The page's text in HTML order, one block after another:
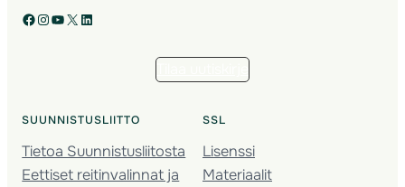
Facebook Instagram YouTube X LinkedIn
SUUNNISTUSLIITTO
Tietoa Suunnistusliitosta
Eettiset reitinvalinnat ja
SSL
Lisenssi
Materiaalit